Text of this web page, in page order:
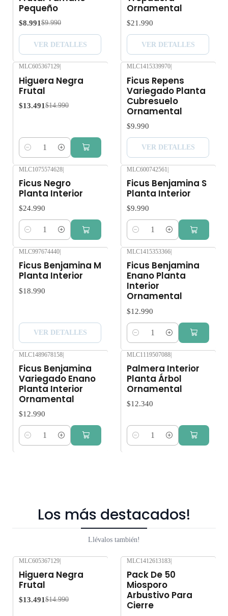
Pequeño
$8.991 $9.990
VER DETALLES
Ornamental
$21.990
VER DETALLES
MLC605367129
Higuera Negra
Frutal
$13.491 $14.990
Cantidad
MLC1415339970
Ficus Repens
Variegado Planta
Cubresuelo
Ornamental
$9.990
VER DETALLES
MLC1075574628|
Ficus Negro
Planta Interior
$24.990
Cantidad
MLC600742561 |
Ficus Benjamina S
Planta Interior
$9.990
Cantidad
MLC997674440
Ficus Benjamina M
Planta Interior
$18.990
VER DETALLES
MLC1415353366
Ficus Benjamina
Enano Planta
Interior
Ornamental
$12.990
Cantidad
MLC1489678158|
Ficus Benjamina
Variegado Enano
Planta Interior
Ornamental
$12.990
Cantidad
MLC1119507088|
Palmera Interior
Planta Árbol
Ornamental
$12.340
Cantidad
Los más destacados!
Llévalos también!
MLC605367129|
Higuera Negra
Frutal
$13.491 $14.990
MLC1412613183|
Pack De 50
Miosporo
Arbustivo Para
Cierre